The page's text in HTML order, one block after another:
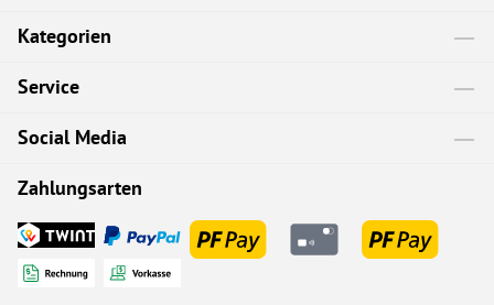
Kategorien
Service
Social Media
Zahlungsarten